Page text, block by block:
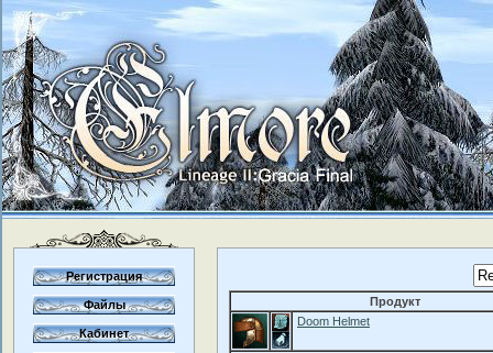
Регистрация
Файлы
Кабинет
Продукт
Doom Helmet